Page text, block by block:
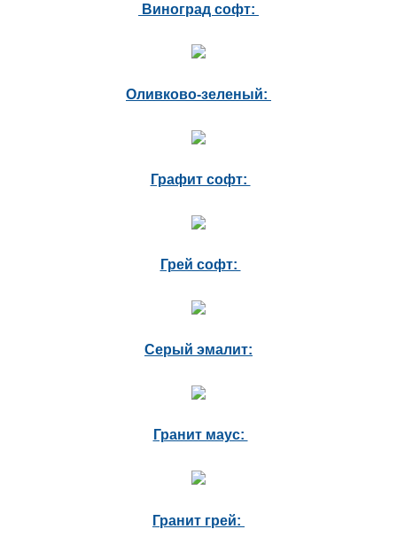
Виноград софт:
Оливково-зеленый:
Графит софт:
Грей софт:
Серый эмалит:
Гранит маус:
Гранит грей: